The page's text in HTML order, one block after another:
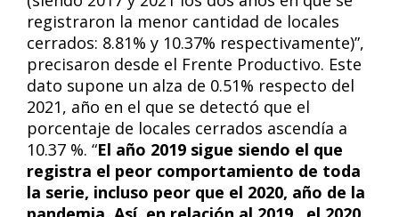
registraron la menor cantidad de locales
cerrados: 8.81% y 10.37% respectivamente)”,
precisaron desde el Frente Productivo. Este
dato supone un alza de 0.51% respecto del
2021, año en el que se detectó que el
porcentaje de locales cerrados ascendía a
10.37 %. “El año 2019 sigue siendo el que
registra el peor comportamiento de toda
la serie, incluso peor que el 2020, año de la